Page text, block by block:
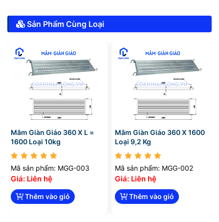
Sản Phẩm Cùng Loại
Mâm Giàn Giáo 360 X L =
1600 Loại 10kg
Mã sản phẩm: MGG-003
Giá: Liên hệ
Thêm vào giỏ
Mâm Giàn Giáo 360 X 1600
Loại 9,2 Kg
Mã sản phẩm: MGG-002
Giá: Liên hệ
Thêm vào giỏ